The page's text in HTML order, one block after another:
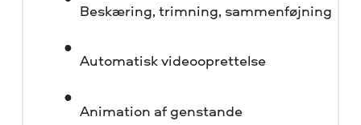
Beskæring, trimning, sammenføjning
Automatisk videooprettelse
Animation af genstande